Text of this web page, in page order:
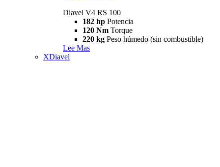
Diavel V4 RS 100
182 hp Potencia
120 Nm Torque
220 kg Peso húmedo (sin combustible)
Lee Mas
XDiavel